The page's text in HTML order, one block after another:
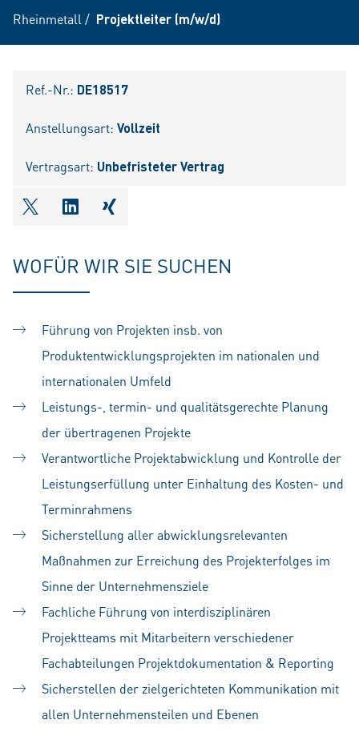
Rheinmetall / Projektleiter (m/w/d)
Ref.-Nr.: DE18517
Anstellungsart: Vollzeit
Vertragsart: Unbefristeter Vertrag
shareOntwitter
shareOnlinkedIn
shareOnxing
WOFÜR WIR SIE SUCHEN
Führung von Projekten insb. von
Produktentwicklungsprojekten im nationalen und
internationalen Umfeld
Leistungs-, termin- und qualitätsgerechte Planung
der übertragenen Projekte
Verantwortliche Projektabwicklung und Kontrolle der
Leistungserfüllung unter Einhaltung des Kosten- und
Terminrahmens
Sicherstellung aller abwicklungsrelevanten
Maßnahmen zur Erreichung des Projekterfolges im
Sinne der Unternehmensziele
Fachliche Führung von interdisziplinären
Projektteams mit Mitarbeitern verschiedener
Fachabteilungen Projektdokumentation & Reporting
Sicherstellen der zielgerichteten Kommunikation mit
allen Unternehmensteilen und Ebenen